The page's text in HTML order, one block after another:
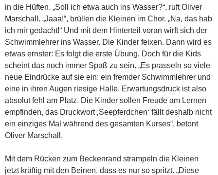
in die Hüften. „Soll ich etwa auch ins Wasser?“, ruft Oliver
Marschall. „Jaaa!“, brüllen die Kleinen im Chor. „Na, das hab
ich mir gedacht!“ Und mit dem Hinterteil voran wirft sich der
Schwimmlehrer ins Wasser. Die Kinder feixen. Dann wird es
etwas ernster: Es folgt die erste Übung. Doch für die Kids
scheint das noch immer Spaß zu sein. „Es prasseln so viele
neue Eindrücke auf sie ein: ein fremder Schwimmlehrer und
eine in ihren Augen riesige Halle. Erwartungsdruck ist also
absolut fehl am Platz. Die Kinder sollen Freude am Lernen
empfinden, das Druckwort ‚Seepferdchen‘ fällt deshalb nicht
ein einziges Mal während des gesamten Kurses“, betont
Oliver Marschall.
Mit dem Rücken zum Beckenrand strampeln die Kleinen
jetzt kräftig mit den Beinen, dass es nur so spritzt. „Diese